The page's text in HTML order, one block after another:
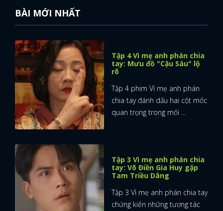
BÀI MỚI NHẤT
Tập 4 Vì mẹ anh phán chia
tay: Mưu đồ "Cậu Sáu" lộ
rõ
Tập 4 phim Vì mẹ anh phán
chia tay đánh dấu hai cột mốc
quan trọng trong mối ...
Tập 3 Vì mẹ anh phán chia
tay: Võ Điền Gia Huy gặp
Tam Triều Dâng
Tập 3 Vì mẹ anh phán chia tay
chứng kiến những tương tác